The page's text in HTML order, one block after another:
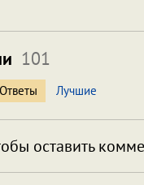
101
Ответы Лучшие
оставить